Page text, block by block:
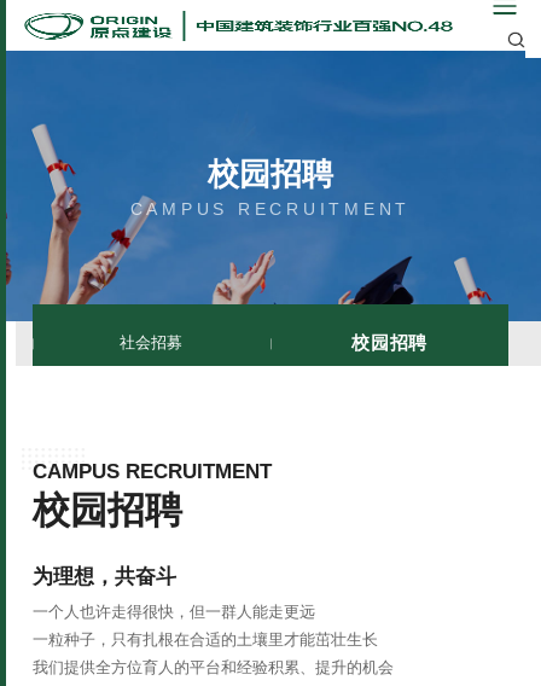
校园招聘
CAMPUS RECRUITMENT
社会招募 校园招聘
CAMPUS RECRUITMENT
校园招聘
为理想，共奋斗
一个人也许走得很快，但一群人能走更远
一粒种子，只有扎根在合适的土壤里才能茁壮生长
我们提供全方位育人的平台和经验积累、提升的机会